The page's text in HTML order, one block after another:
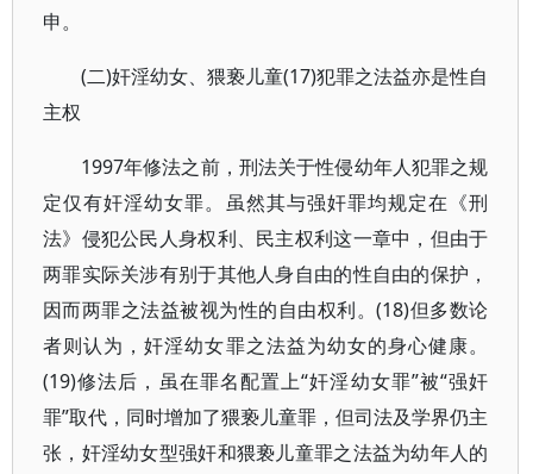
申。
(二)奸淫幼女、猥亵儿童(17)犯罪之法益亦是性自
主权
1997年修法之前，刑法关于性侵幼年人犯罪之规
定仅有奸淫幼女罪。虽然其与强奸罪均规定在《刑
法》侵犯公民人身权利、民主权利这一章中，但由于
两罪实际关涉有别于其他人身自由的性自由的保护，
因而两罪之法益被视为性的自由权利。(18)但多数论
者则认为，奸淫幼女罪之法益为幼女的身心健康。
(19)修法后，虽在罪名配置上“奸淫幼女罪”被“强奸
罪”取代，同时增加了猥亵儿童罪，但司法及学界仍主
张，奸淫幼女型强奸和猥亵儿童罪之法益为幼年人的